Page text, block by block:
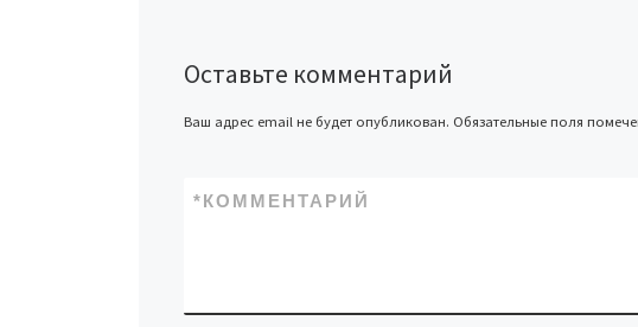
Оставьте комментарий
Ваш адрес email не будет опубликован. Обязательные поля
КОММЕНТАРИЙ
*